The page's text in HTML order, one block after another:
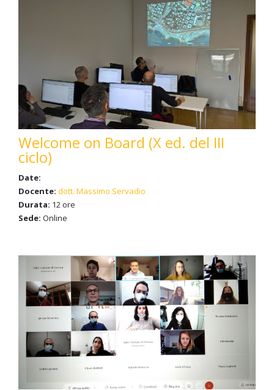
Welcome on Board (X ed. del III
ciclo)
Date:
Docente: dott. Massimo Servadio
Durata: 12 ore
Sede: Online